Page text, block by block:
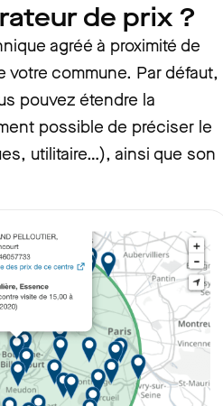
de prix ?
agréé à proximité de
commune. Par défaut,
pouvez étendre la
possible de préciser le
utilitaire…), ainsi que son